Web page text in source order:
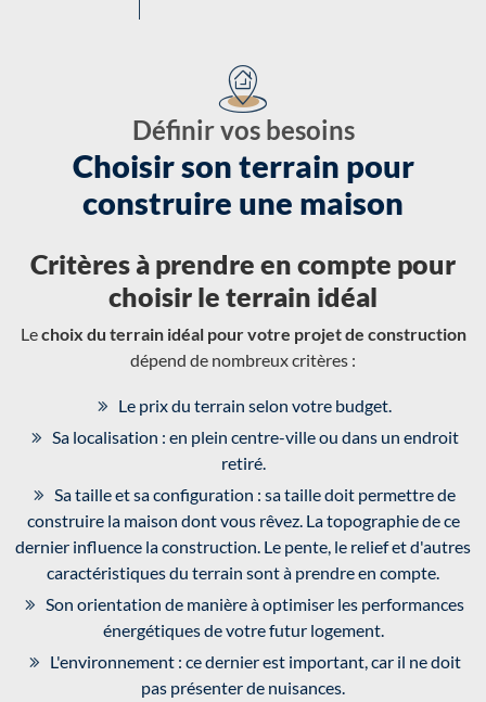
Définir vos besoins
Choisir son terrain pour
construire une maison
Critères à prendre en compte pour
choisir le terrain idéal
Lechoix du terrain idéal pour votre projet de construction
dépend de nombreux critères :
Le prix du terrain selon votre budget.
Sa localisation : en plein centre-ville ou dans un endroit
retiré.
Sa taille et sa configuration : sa taille doit permettre de
construire la maison dont vous rêvez. La topographie de ce
dernier influence la construction. Le pente, le relief et d'autres
caractéristiques du terrain sont à prendre en compte.
Son orientation de manière à optimiser les performances
énergétiques de votre futur logement.
L'environnement : ce dernier est important, car il ne doit
pas présenter de nuisances.